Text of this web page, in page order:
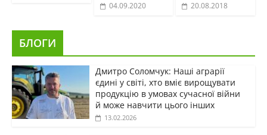
04.09.2020 20.08.2018
БЛОГИ
Дмитро Соломчук: Наші аграрії
єдині у світі, хто вміє вирощувати
продукцію в умовах сучасної війни
й може навчити цього інших
13.02.2026